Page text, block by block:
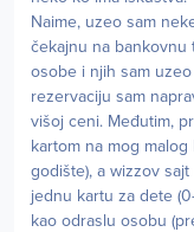
Naime, uzeo sam
čekajnu na bankovnu
osobe i njih sam
rezervaciju sam
višoj ceni. Međutim,
kartom na mog
godište), a wizzov
jednu kartu za dete
kao odraslu osobu